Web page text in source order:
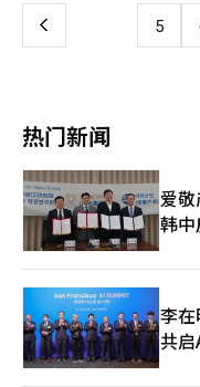
最大的招聘网站
这项服务包括对28种语
外籍留学生提供居留行
计划建立各种相关服务，
助外籍求职者在韩国稳定
行AI匹配，以及人才搜索服务。” Saramin与
VISA签署了合作协议，
与K-VISA的合作，将为
【图片提供 韩联社】
门的购物中心dundun开
该店充分利用外籍游客
为起点，扩大时尚美妆专
收集的外籍游客购买数据
将其反映在全球7-Eleven的出口战略中
emart24等便利店也纷纷
的高性价比化妆品，以吸
AngelLooka合作，推出
湿霜等3种基础护理产品
品牌合作，开发了注重
plu合作，推出了精华液、身
界进军美妆市场的原因
2009年出生）和Alpha世
求。业界预计，便利店将
渠道之一。某便利店业界
上 5
热门新闻
爱
韩
李
共